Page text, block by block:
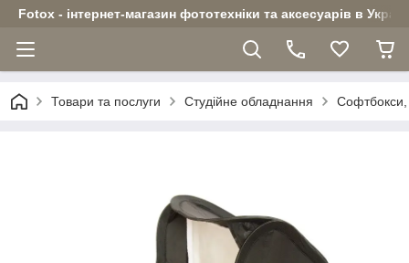
Fotox - інтернет-магазин фототехніки та аксесуарів в
Товари та послуги Студійне обладнання Софтбокси,